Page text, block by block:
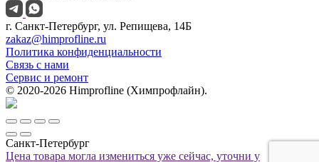
г. Санкт-Петербург, ул. Репищева, 14Б
zakaz@himprofline.ru
Политика конфиденциальности
Связь с нами
Сервис и ремонт
© 2020-2026 Himprofline (Химпрофлайн).
Санкт-Петербург
Цена товара могла измениться уже сейчас, уточни у